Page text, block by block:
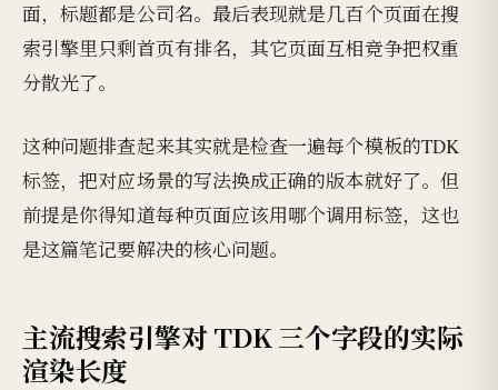
面，标题都是公司名。最后表现就是几百个页面在搜
索引擎里只剩首页有排名，其它页面互相竞争把权重
分散光了。
这种问题排查起来其实就是检查一遍每个模板的TDK
标签，把对应场景的写法换成正确的版本就好了。但
前提是你得知道每种页面应该用哪个调用标签，这也
是这篇笔记要解决的核心问题。
主流搜索引擎对 TDK 三个字段的实际
渲染长度